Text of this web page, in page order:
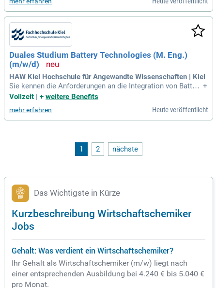
Duales Studium Battery Technologies (M. Eng.)
(m/w/d)
HAW Kiel Hochschule für Angewandte Wissenschaften | Kiel
Sie kennen die Anforderungen an die Integration von Batteri
espeichern in Energienetze ebenso wie ökologische Aspekt
+
Vollzeit
+ weitere Benefits
mehr erfahren Heute veröffentlicht
1 2 nächste
Das Wichtigste in Kürze
Kurzbeschreibung Wirtschaftschemiker
Jobs
Gehalt: Was verdient ein Wirtschaftschemiker?
Ihr Gehalt als Wirtschaftschemiker (m/w) liegt nach
einer entsprechenden Ausbildung bei 4.240 € bis 5.040 €
pro Monat.